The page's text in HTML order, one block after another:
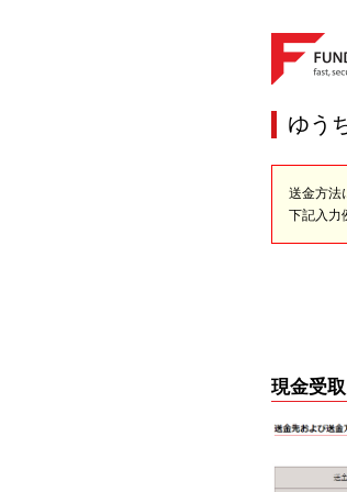
ゆう
送金方法
下記入力
現金受取